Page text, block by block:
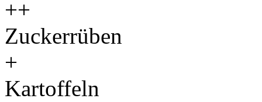
++
Zuckerrüben
+
Kartoffeln